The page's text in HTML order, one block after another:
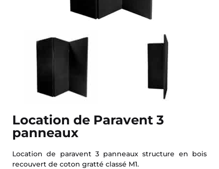
Location de Paravent 3
panneaux
Location de paravent 3 panneaux structure en bois
recouvert de coton gratté classé M1.